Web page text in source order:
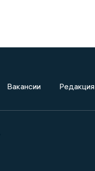
Вакансии Редакция